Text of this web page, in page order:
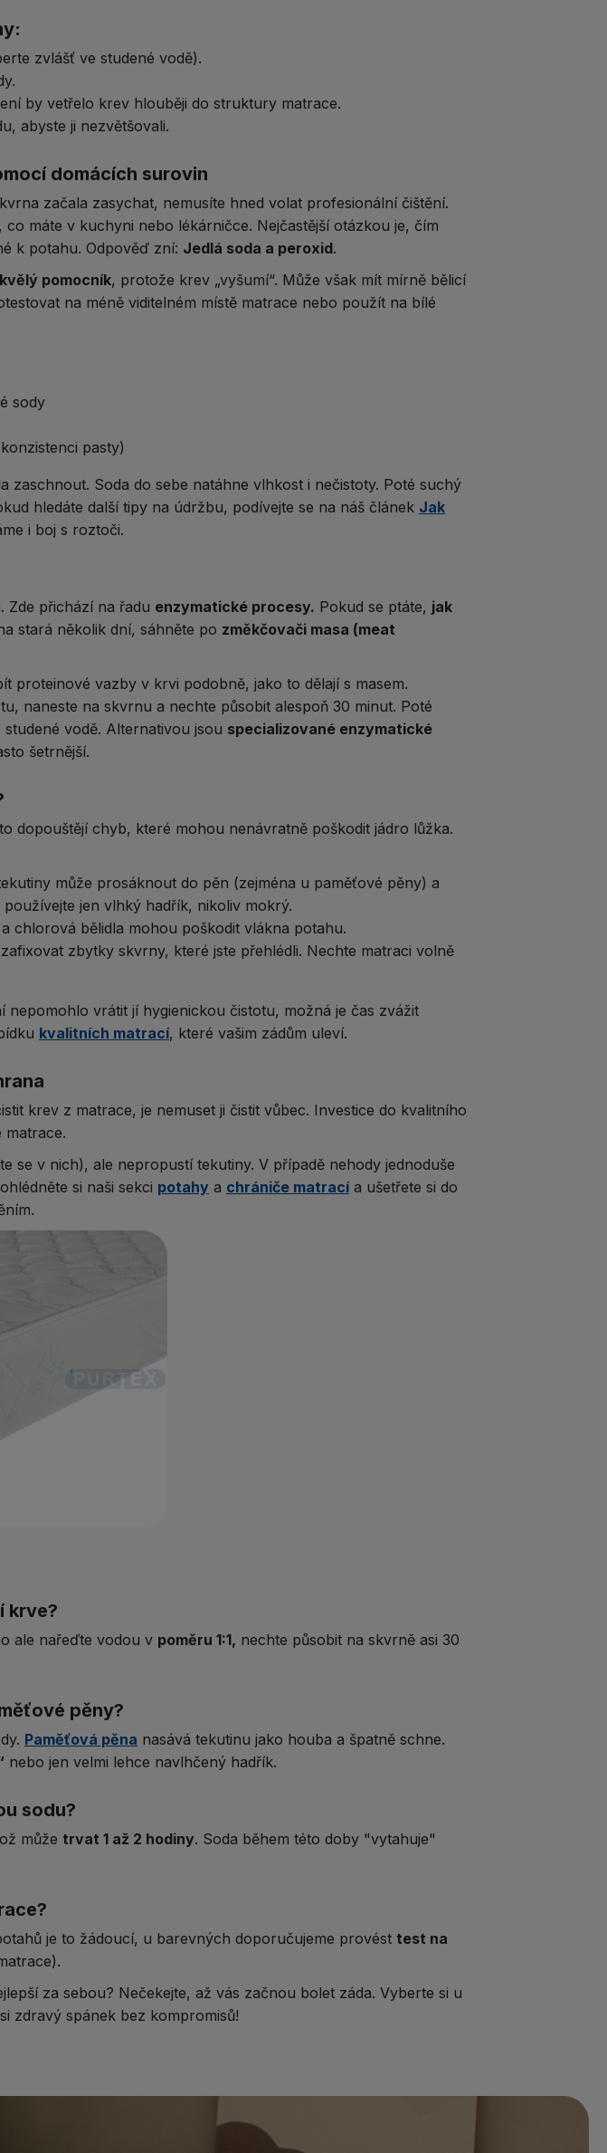
zvlášť ve studené vodě).
by vetřelo krev hlouběji do struktury matrace.
abyste ji nezvětšovali.
domácích surovin
začala zasychat, nemusíte hned volat profesionální čištění.
máte v kuchyni nebo lékárničce. Nejčastější otázkou je, čím
k potahu. Odpověď zní: Jedlá soda a peroxid.
pomocník, protože krev „vyšumí“. Může však mít mírně bělicí
na méně viditelném místě matrace nebo použít na bílé
sody
pasty)
zaschnout. Soda do sebe natáhne vlhkost i nečistoty. Poté suchý
hledáte další tipy na údržbu, podívejte se na náš článek Jak
i boj s roztoči.
Zde přichází na řadu enzymatické procesy. Pokud se ptáte, jak
stará několik dní, sáhněte po změkčovači masa (meat
proteinové vazby v krvi podobně, jako to dělají s masem.
naneste na skvrnu a nechte působit alespoň 30 minut. Poté
vodě. Alternativou jsou specializované enzymatické
šetrnější.​
dopouštějí chyb, které mohou nenávratně poškodit jádro lůžka.
může prosáknout do pěn (zejména u paměťové pěny) a
jen vlhký hadřík, nikoliv mokrý.​
chlorová bělidla mohou poškodit vlákna potahu.
zbytky skvrny, které jste přehlédli. Nechte matraci volně
nepomohlo vrátit jí hygienickou čistotu, možná je čas zvážit
kvalitních matrací, které vašim zádům uleví.
krev z matrace, je nemuset ji čistit vůbec. Investice do kvalitního
matrace.
se v nich), ale nepropustí tekutiny. V případě nehody jednoduše
si naši sekci potahy a chrániče matracía ušetřete si do
krve?
ale nařeďte vodou v poměru 1:1, nechte působit na skvrně asi 30
pěny?
Paměťová pěna nasává tekutinu jako houba a špatně schne.
nebo jen velmi lehce navlhčený hadřík.
sodu?
může trvat 1 až 2 hodiny. Soda během této doby "vytahuje"
je to žádoucí, u barevných doporučujeme provést test na
za sebou? Nečekejte, až vás začnou bolet záda. Vyberte si u
zdravý spánek bez kompromisů!